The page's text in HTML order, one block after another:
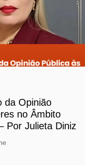
da Opinião
no Âmbito
Por Julieta Diniz